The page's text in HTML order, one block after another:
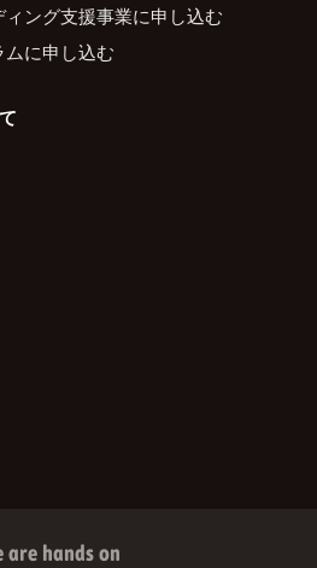
ング支援事業に申し込む
に申し込む
are hands on